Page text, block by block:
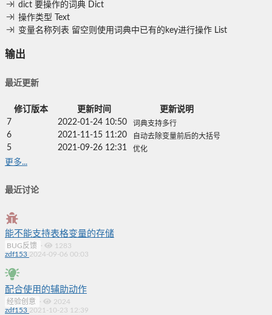
dict 要操作的词典 Dict
操作类型
Text
变量名称列表 留空则使用词典中已有的key进行操作 List
输出
最近更新
修订版本 更新时间
更新说明
7
2022-01-24 10:50 词典支持多行
6 2021-11-15 11:20 自动去除变量前后的大括号
5 2021-09-26 12:31 优化
更多...
最近讨论
能不能支持表格变量的存储
BUG反馈 ·
1283
zdf153 2024-09-06 00:03
配合使用的辅助动作
经验创意 ·
2024
zdf153 2021-10-23 12:39